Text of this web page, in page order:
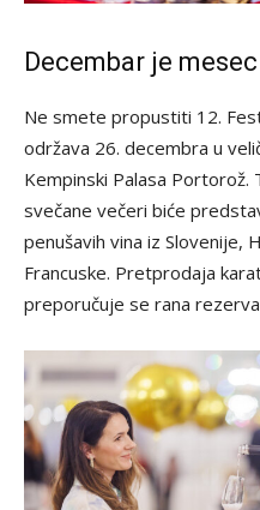
Decembar je
Ne smete propustiti 12.
održava 26. decembra u
Kempinski Palasa Portorož.
svečane večeri biće
penušavih vina iz Slovenije,
Francuske. Pretprodaja
preporučuje se rana